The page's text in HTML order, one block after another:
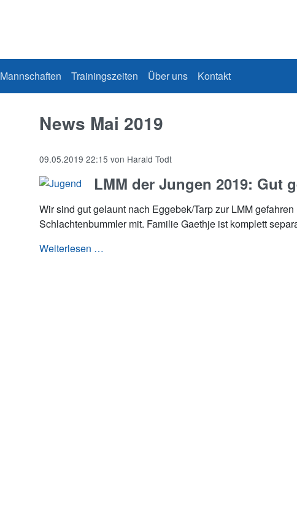
Mannschaften Trainingszeiten Über uns Kontakt
News Mai 2019
09.05.2019 22:15 von Harald Todt
LMM der Jungen 2019: Gut
Wir sind gut gelaunt nach Eggebek/Tarp zur LMM
Schlachtenbummler mit. Familie Gaethje ist komplett
Weiterlesen …